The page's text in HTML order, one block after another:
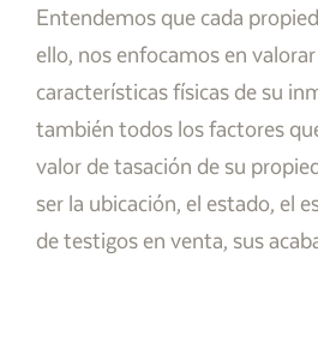
Entendemos que cada
ello, nos enfocamos en
características físicas de su
también todos los factores
valor de tasación de su
ser la ubicación, el estado, el
de testigos en venta, sus